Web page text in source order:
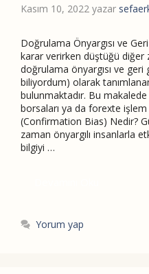
Kasım 10, 2022 yazar
Doğrulama Önyargısı ve
karar verirken düştüğü diğer
doğrulama önyargısı ve geri
biliyordum) olarak
bulunmaktadır. Bu
borsaları ya da forexte işlem
(Confirmation Bias) Nedir?
zaman önyargılı insanlarla
bilgiyi …
Yorum yap